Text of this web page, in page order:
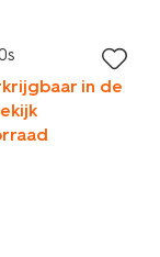
in de